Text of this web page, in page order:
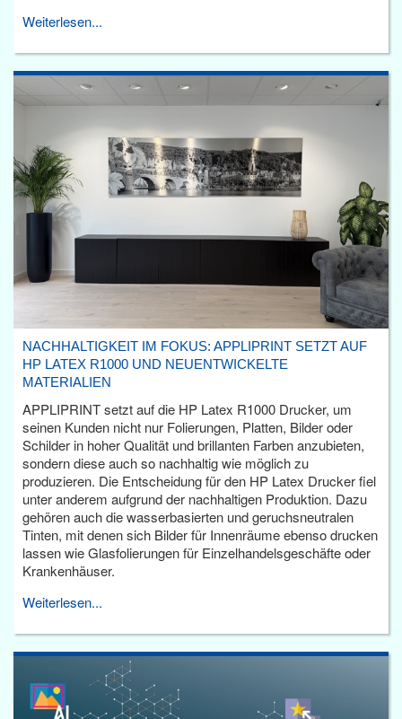
Weiterlesen...
NACHHALTIGKEIT IM FOKUS: APPLIPRINT SETZT AUF
HP LATEX R1000 UND NEUENTWICKELTE
MATERIALIEN
APPLIPRINT setzt auf die HP Latex R1000 Drucker, um
seinen Kunden nicht nur Folierungen, Platten, Bilder oder
Schilder in hoher Qualität und brillanten Farben anzubieten,
sondern diese auch so nachhaltig wie möglich zu
produzieren. Die Entscheidung für den HP Latex Drucker fiel
unter anderem aufgrund der nachhaltigen Produktion. Dazu
gehören auch die wasserbasierten und geruchsneutralen
Tinten, mit denen sich Bilder für Innenräume ebenso drucken
lassen wie Glasfolierungen für Einzelhandelsgeschäfte oder
Krankenhäuser.
Weiterlesen...